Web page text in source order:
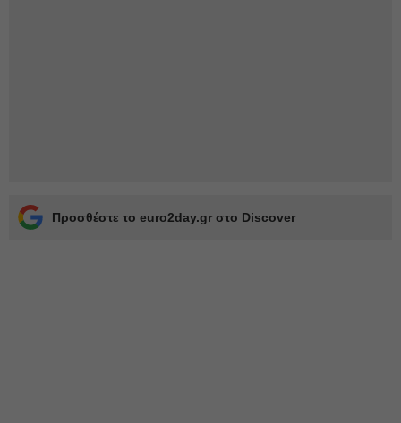
Προσθέστε το euro2day.gr στο Discover